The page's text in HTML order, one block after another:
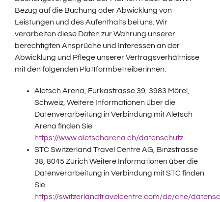
Bezug auf die Buchung oder Abwicklung von
Leistungen und des Aufenthalts bei uns. Wir
verarbeiten diese Daten zur Wahrung unserer
berechtigten Ansprüche und Interessen an der
Abwicklung und Pflege unserer Vertragsverhältnisse
mit den folgenden Plattformbetreiberinnen:
Aletsch Arena, Furkastrasse 39, 3983 Mörel,
Schweiz, Weitere Informationen über die
Datenverarbeitung in Verbindung mit Aletsch
Arena finden Sie
https://www.aletscharena.ch/datenschutz
STC Switzerland Travel Centre AG, Binzstrasse
38, 8045 Zürich Weitere Informationen über die
Datenverarbeitung in Verbindung mit STC finden
Sie
https://switzerlandtravelcentre.com/de/che/